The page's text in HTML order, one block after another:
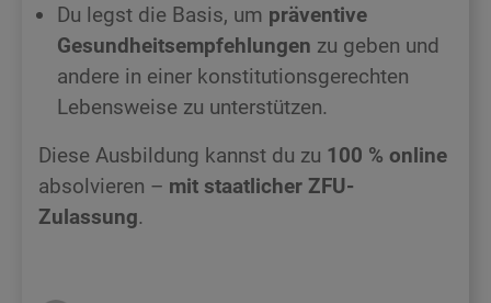
Du legst die Basis, um präventive
Gesundheitsempfehlungen zu geben und
andere in einer konstitutionsgerechten
Lebensweise zu unterstützen.
Diese Ausbildung kannst du zu 100 % online
absolvieren – mit staatlicher ZFU-
Zulassung.